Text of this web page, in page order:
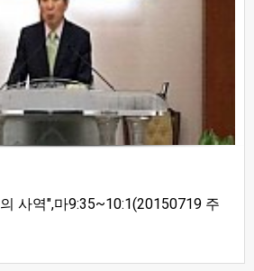
사역",마9:35~10:1(20150719 주